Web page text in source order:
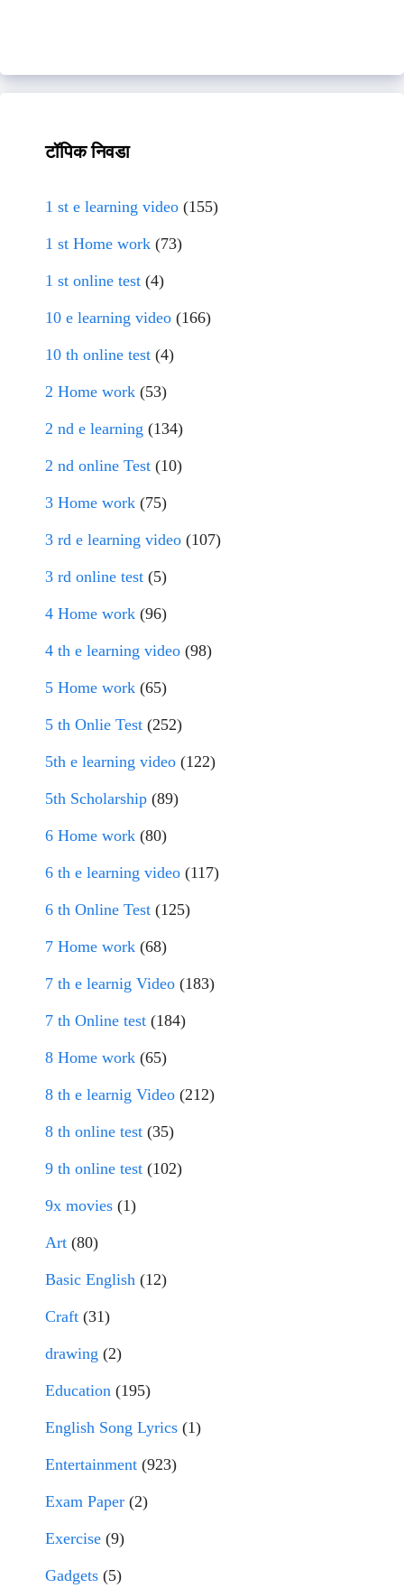
टॉपिक निवडा
1 st e learning video (155)
1 st Home work (73)
1 st online test (4)
10 e learning video (166)
10 th online test (4)
2 Home work (53)
2 nd e learning (134)
2 nd online Test (10)
3 Home work (75)
3 rd e learning video (107)
3 rd online test (5)
4 Home work (96)
4 th e learning video (98)
5 Home work (65)
5 th Onlie Test (252)
5th e learning video (122)
5th Scholarship (89)
6 Home work (80)
6 th e learning video (117)
6 th Online Test (125)
7 Home work (68)
7 th e learnig Video (183)
7 th Online test (184)
8 Home work (65)
8 th e learnig Video (212)
8 th online test (35)
9 th online test (102)
9x movies (1)
Art (80)
Basic English (12)
Craft (31)
drawing (2)
Education (195)
English Song Lyrics (1)
Entertainment (923)
Exam Paper (2)
Exercise (9)
Gadgets (5)